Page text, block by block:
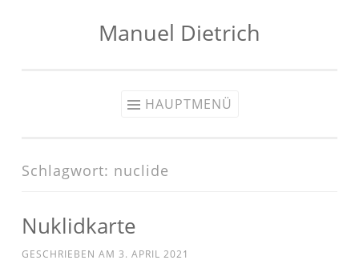
Manuel Dietrich
HAUPTMENÜ
Schlagwort: nuclide
Nuklidkarte
GESCHRIEBEN AM 3. APRIL 2021